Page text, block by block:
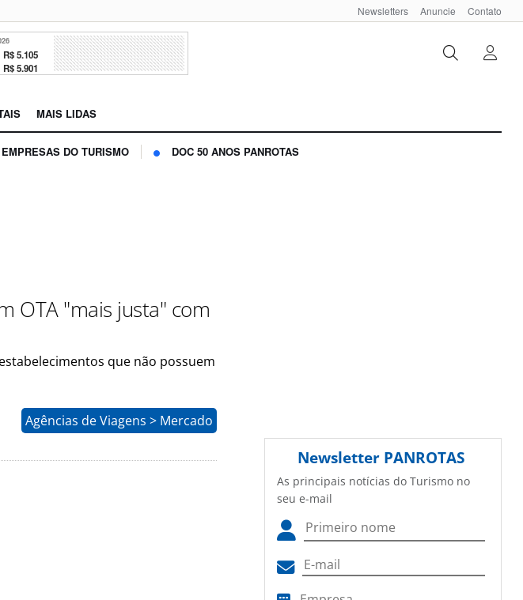
Newsletters Anuncie Contato
R$ 5.105
R$ 5.901
MAIS LIDAS
DO TURISMO DOC 50 ANOS PANROTAS
OTA "mais justa" com
que não possuem
Agências de Viagens > Mercado
Newsletter PANROTAS
As principais notícias do Turismo no
seu e-mail